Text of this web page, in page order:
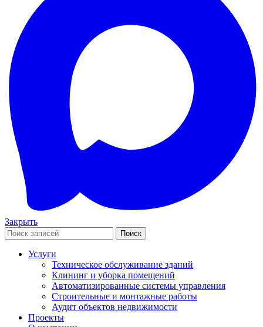
Закрыть
Поиск
Услуги
Техническое обслуживание зданий
Клининг и уборка помещений
Автоматизированные системы управления
Строительные и монтажные работы
Аудит объектов недвижимости
Проекты